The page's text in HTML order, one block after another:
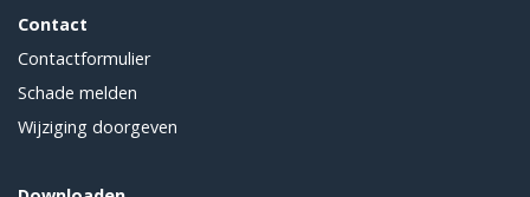
Contact
Contactformulier
Schade melden
Wijziging doorgeven